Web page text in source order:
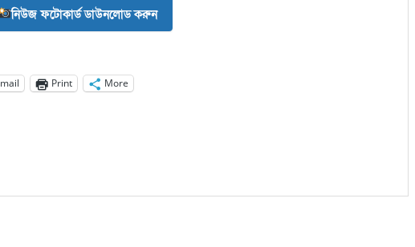
নিউজ ফটোকার্ড ডাউনলোড করুন
Print More